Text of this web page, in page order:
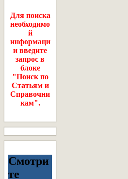
Для поиска
необходимо
й
информаци
и введите
запрос в
блоке
"Поиск по
Статьям и
Справочни
кам".
Смотри
те